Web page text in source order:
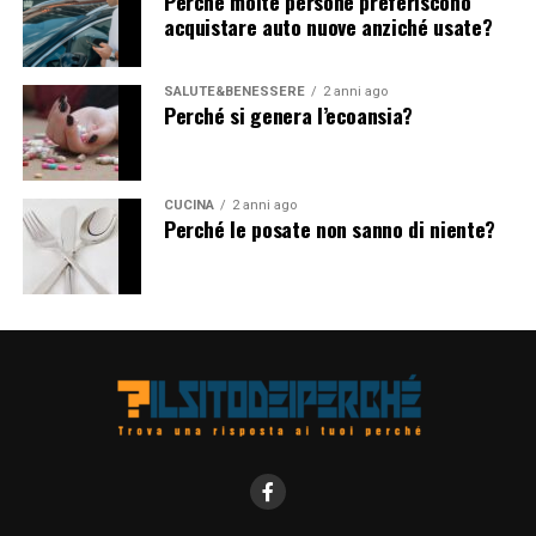
trasformarsi. Solo così possiamo veramente apprezzare
la ricchezza e la diversità del mondo in cui viviamo.
acquistare auto nuove anziché usate?
SALUTE&BENESSERE 2 anni ago
Perché si genera l’ecoansia?
CUCINA 2 anni ago
Perché le posate non sanno di niente?